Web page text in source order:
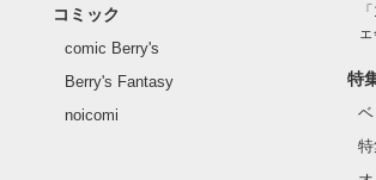
ルーキー
コミック
comic Berry's
Berry's Fantasy
noicomi
特